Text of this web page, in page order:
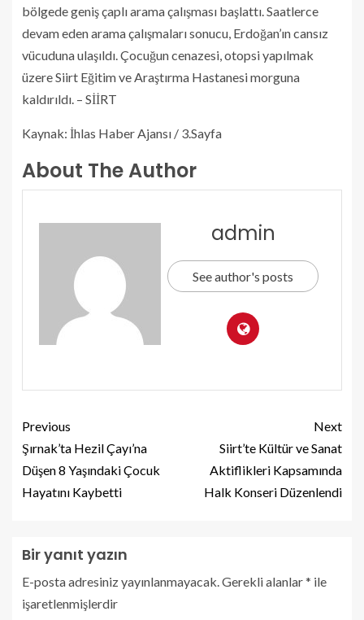
bölgede geniş çaplı arama çalışması başlattı. Saatlerce
devam eden arama çalışmaları sonucu, Erdoğan’ın cansız
vücuduna ulaşıldı. Çocuğun cenazesi, otopsi yapılmak
üzere Siirt Eğitim ve Araştırma Hastanesi morguna
kaldırıldı. – SİİRT
Kaynak: İhlas Haber Ajansı / 3.Sayfa
About The Author
admin
See author's posts
Previous
Şırnak’ta Hezil Çayı’na
Düşen 8 Yaşındaki Çocuk
Hayatını Kaybetti
Next
Siirt’te Kültür ve Sanat
Aktiflikleri Kapsamında
Halk Konseri Düzenlendi
Bir yanıt yazın
E-posta adresiniz yayınlanmayacak. Gerekli alanlar* ile
işaretlenmişlerdir